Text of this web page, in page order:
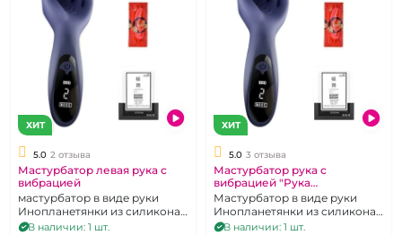
ХИТ
5.0 2 отзыва
Мастурбатор левая рука с
вибрацией
мастурбатор в виде руки
Инопланетянки из силикона,
перезаряжаемый, 9 режимов
В наличии: 1 шт.
ХИТ
5.0 3 отзыва
Мастурбатор рука с
вибрацией "Рука
Незнакомки"
Мастурбатор в виде руки
Инопланетянки из силикона,
перезаряжаемый, 9 режимов
В наличии: 1 шт.